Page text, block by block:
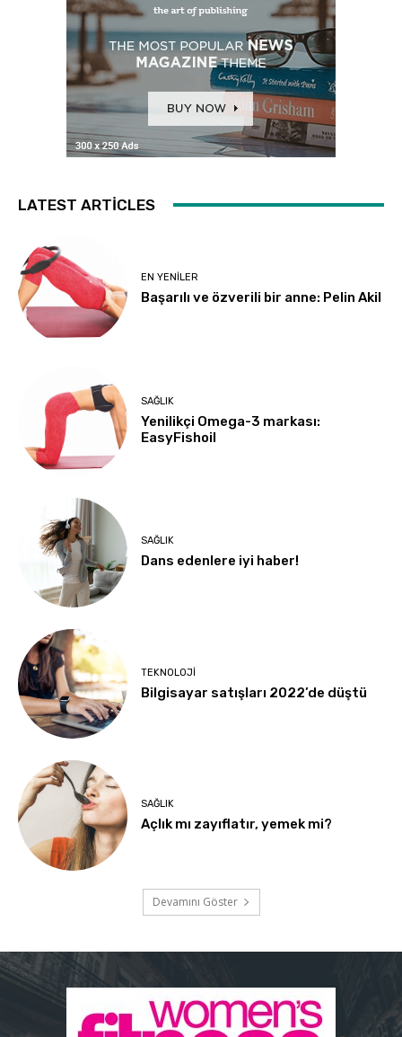
LATEST ARTICLES
EN YENILER
Başarılı ve özverili bir anne: Pelin Akil
SAĞLIK
Yenilikçi Omega-3 markası:
EasyFishoil
SAĞLIK
Dans edenlere iyi haber!
TEKNOLOJI
Bilgisayar satışları 2022’de düştü
SAĞLIK
Açlık mı zayıflatır, yemek mi?
Devamını Göster